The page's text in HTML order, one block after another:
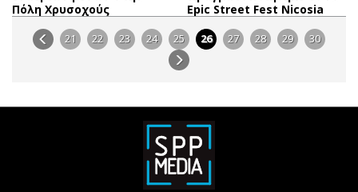
Πόλη Χρυσοχούς
Epic Street Fest Nicosia
21 22 23 24 25 26 27 28 29 30